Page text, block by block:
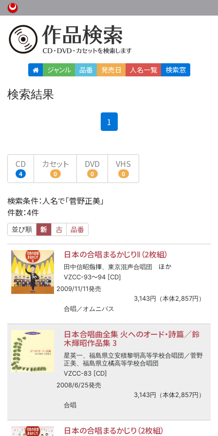
ジャンル 品番 発売日 人名一覧 検索窓
検索結果
1
CD
4
カセット
0
DVD
0
VHS
0
検索条件：人名で「菅野正美」
件数：4件
並び順 新 古 品番
日本の合唱まるかじりⅡ（2枚組）
田中信昭指揮、東京混声合唱団 ほか
VZCC-93〜94 [CD]
2009/11/11発売
3,143円（本体2,857円）
合唱／オムニバス
日本合唱曲全集 火へのオード・詩篇／鈴
木輝昭作品集 3
星英一、福島県立安積黎明高等学校合唱団／菅野
正美、福島県立橘高等学校合唱団
VZCC-83 [CD]
2008/6/25発売
3,143円（本体2,857円）
合唱
日本の合唱まるかじり（2枚組）